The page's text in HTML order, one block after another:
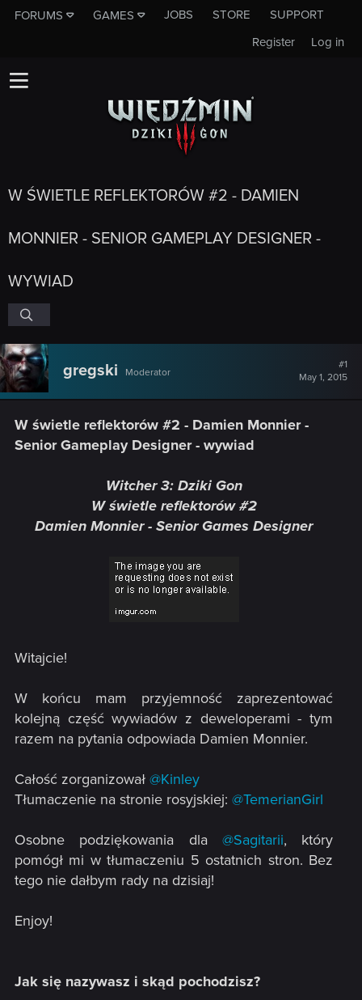
FORUMS GAMES JOBS STORE
SUPPORT
Log in
Register
W ŚWIETLE REFLEKTORÓW #2 - DAMIEN
MONNIER - SENIOR GAMEPLAY DESIGNER -
WYWIAD
gregski Moderator
#1
May 1, 2015
W świetle reflektorów #2 - Damien Monnier -
Senior Gameplay Designer - wywiad
Witcher 3: Dziki Gon
W świetle reflektorów #2
Damien Monnier - Senior Games Designer
Witajcie!
W końcu mam przyjemność zaprezentować
kolejną część wywiadów z deweloperami - tym
razem na pytania odpowiada Damien Monnier.
Całość zorganizował @Kinley
Tłumaczenie na stronie rosyjskiej: @TemerianGirl
Osobne podziękowania dla @Sagitarii, który
pomógł mi w tłumaczeniu 5 ostatnich stron. Bez
tego nie dałbym rady na dzisiaj!
Enjoy!
Jak się nazywasz i skąd pochodzisz?